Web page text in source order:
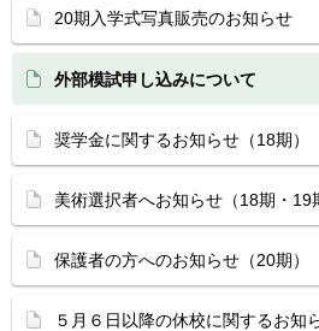
20期入学式写真販売のお知らせ
外部模試申し込みについて
奨学金に関するお知らせ（18期）
美術選択者へお知らせ（18期・19
保護者の方へのお知らせ（20期）
５月６日以降の休校に関するお知